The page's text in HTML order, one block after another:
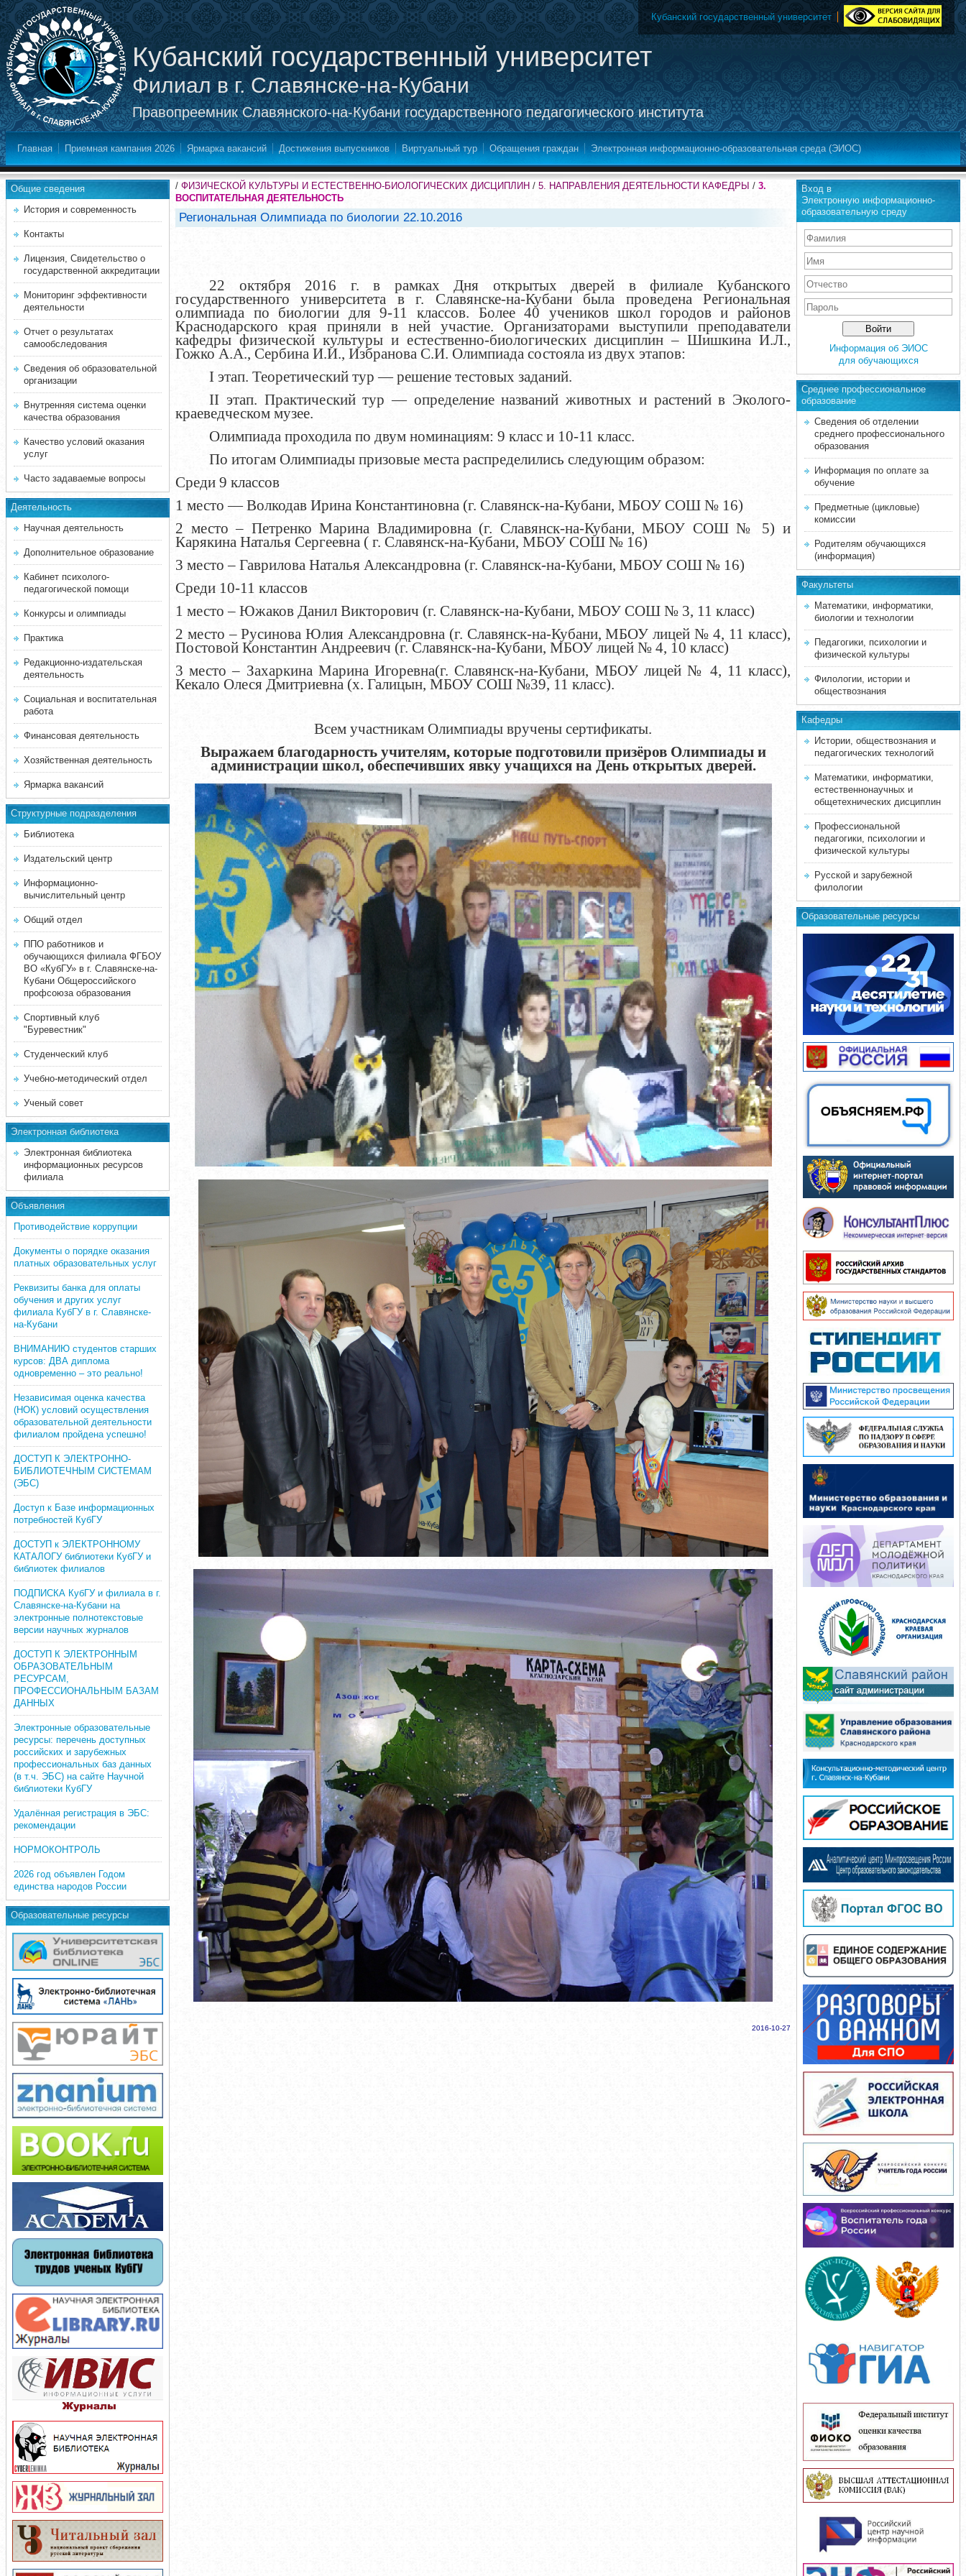
Кубанский государственный университет
Филиал в г. Славянске-на-Кубани
Правопреемник Славянского-на-Кубани государственного педагогического института
Кубанский государственный университет
Главная Приемная кампания 2026 Ярмарка вакансий Достижения выпускников Виртуальный тур Обращения граждан Электронная информационно-образовательная среда (ЭИОС)
Общие сведения
История и современность
Контакты
Лицензия, Свидетельство о
государственной аккредитации
Мониторинг эффективности
деятельности
Отчет о результатах
самообследования
Сведения об образовательной
организации
Внутренняя система оценки
качества образования
Качество условий оказания
услуг
Часто задаваемые вопросы
Деятельность
Научная деятельность
Дополнительное образование
Кабинет психолого-
педагогической помощи
Конкурсы и олимпиады
Практика
Редакционно-издательская
деятельность
Социальная и воспитательная
работа
Финансовая деятельность
Хозяйственная деятельность
Ярмарка вакансий
Структурные подразделения
Библиотека
Издательский центр
Информационно-
вычислительный центр
Общий отдел
ППО работников и
обучающихся филиала ФГБОУ
ВО «КубГУ» в г. Славянске-на-
Кубани Общероссийского
профсоюза образования
Спортивный клуб
"Буревестник"
Студенческий клуб
Учебно-методический отдел
Ученый совет
Электронная библиотека
Электронная библиотека
информационных ресурсов
филиала
Объявления
Противодействие коррупции
Документы о порядке оказания
платных образовательных услуг
Реквизиты банка для оплаты
обучения и других услуг
филиала КубГУ в г. Славянске-
на-Кубани
ВНИМАНИЮ студентов старших
курсов: ДВА диплома
одновременно – это реально!
Независимая оценка качества
(НОК) условий осуществления
образовательной деятельности
филиалом пройдена успешно!
ДОСТУП К ЭЛЕКТРОННО-
БИБЛИОТЕЧНЫМ СИСТЕМАМ
(ЭБС)
Доступ к Базе информационных
потребностей КубГУ
ДОСТУП к ЭЛЕКТРОННОМУ
КАТАЛОГУ библиотеки КубГУ и
библиотек филиалов
ПОДПИСКА КубГУ и филиала в г.
Славянске-на-Кубани на
электронные полнотекстовые
версии научных журналов
ДОСТУП К ЭЛЕКТРОННЫМ
ОБРАЗОВАТЕЛЬНЫМ
РЕСУРСАМ,
ПРОФЕССИОНАЛЬНЫМ БАЗАМ
ДАННЫХ
Электронные образовательные
ресурсы: перечень доступных
российских и зарубежных
профессиональных баз данных
(в т.ч. ЭБС) на сайте Научной
библиотеки КубГУ
Удалённая регистрация в ЭБС:
рекомендации
НОРМОКОНТРОЛЬ
2026 год объявлен Годом
единства народов России
Образовательные ресурсы
/ ФИЗИЧЕСКОЙ КУЛЬТУРЫ И ЕСТЕСТВЕННО-БИОЛОГИЧЕСКИХ ДИСЦИПЛИН / 5. НАПРАВЛЕНИЯ ДЕЯТЕЛЬНОСТИ КАФЕДРЫ / 3.
ВОСПИТАТЕЛЬНАЯ ДЕЯТЕЛЬНОСТЬ
Региональная Олимпиада по биологии 22.10.2016
22 октября 2016 г. в рамках Дня открытых дверей в филиале Кубанского
государственного университета в г. Славянске-на-Кубани была проведена Региональная
олимпиада по биологии для 9-11 классов. Более40 учеников школ городов и районов
Краснодарского края приняли в ней участие. Организаторами выступили преподаватели
кафедры физической культуры и естественно-биологических дисциплин – Шишкина И.Л.,
Гожко А.А., Сербина И.И., Избранова С.И. Олимпиада состояла из двух этапов:
Iэтап. Теоретический тур — решение тестовых заданий.
II этап. Практический тур — определение названий животных и растений в Эколого-
краеведческом музее.
Олимпиада проходила по двум номинациям: 9 класс и 10-11 класс.
По итогам Олимпиады призовые места распределились следующим образом:
Среди 9 классов
1 место — Волкодав Ирина Константиновна (г. Славянск-на-Кубани, МБОУ СОШ № 16)
2 место – Петренко Марина Владимировна (г. Славянск-на-Кубани, МБОУ СОШ № 5) и
Карякина Наталья Сергеевна ( г. Славянск-на-Кубани, МБОУ СОШ № 16)
3 место – Гаврилова Наталья Александровна (г. Славянск-на-Кубани, МБОУ СОШ № 16)
Среди 10-11 классов
1 место – Южаков Данил Викторович (г. Славянск-на-Кубани, МБОУ СОШ № 3, 11 класс)
2 место – Русинова Юлия Александровна (г. Славянск-на-Кубани, МБОУ лицей № 4, 11 класс),
Постовой Константин Андреевич (г. Славянск-на-Кубани, МБОУ лицей № 4, 10 класс)
3 место – Захаркина Марина Игоревна(г. Славянск-на-Кубани, МБОУ лицей № 4, 11 класс),
Кекало Олеся Дмитриевна (х. Галицын, МБОУ СОШ №39, 11 класс).
Всем участникам Олимпиады вручены сертификаты.
Выражаем благодарность учителям, которые подготовили призёров Олимпиады и
администрации школ, обеспечивших явку учащихся на День открытых дверей.
2016-10-27
Вход в
Электронную информационно-
образовательную среду
Информация об ЭИОС
для обучающихся
Среднее професcиональное
образование
Сведения об отделении
среднего профессионального
образования
Информация по оплате за
обучение
Предметные (цикловые)
комиссии
Родителям обучающихся
(информация)
Факультеты
Математики, информатики,
биологии и технологии
Педагогики, психологии и
физической культуры
Филологии, истории и
обществознания
Кафедры
Истории, обществознания и
педагогических технологий
Математики, информатики,
естественнонаучных и
общетехнических дисциплин
Профессиональной
педагогики, психологии и
физической культуры
Русской и зарубежной
филологии
Образовательные ресурсы